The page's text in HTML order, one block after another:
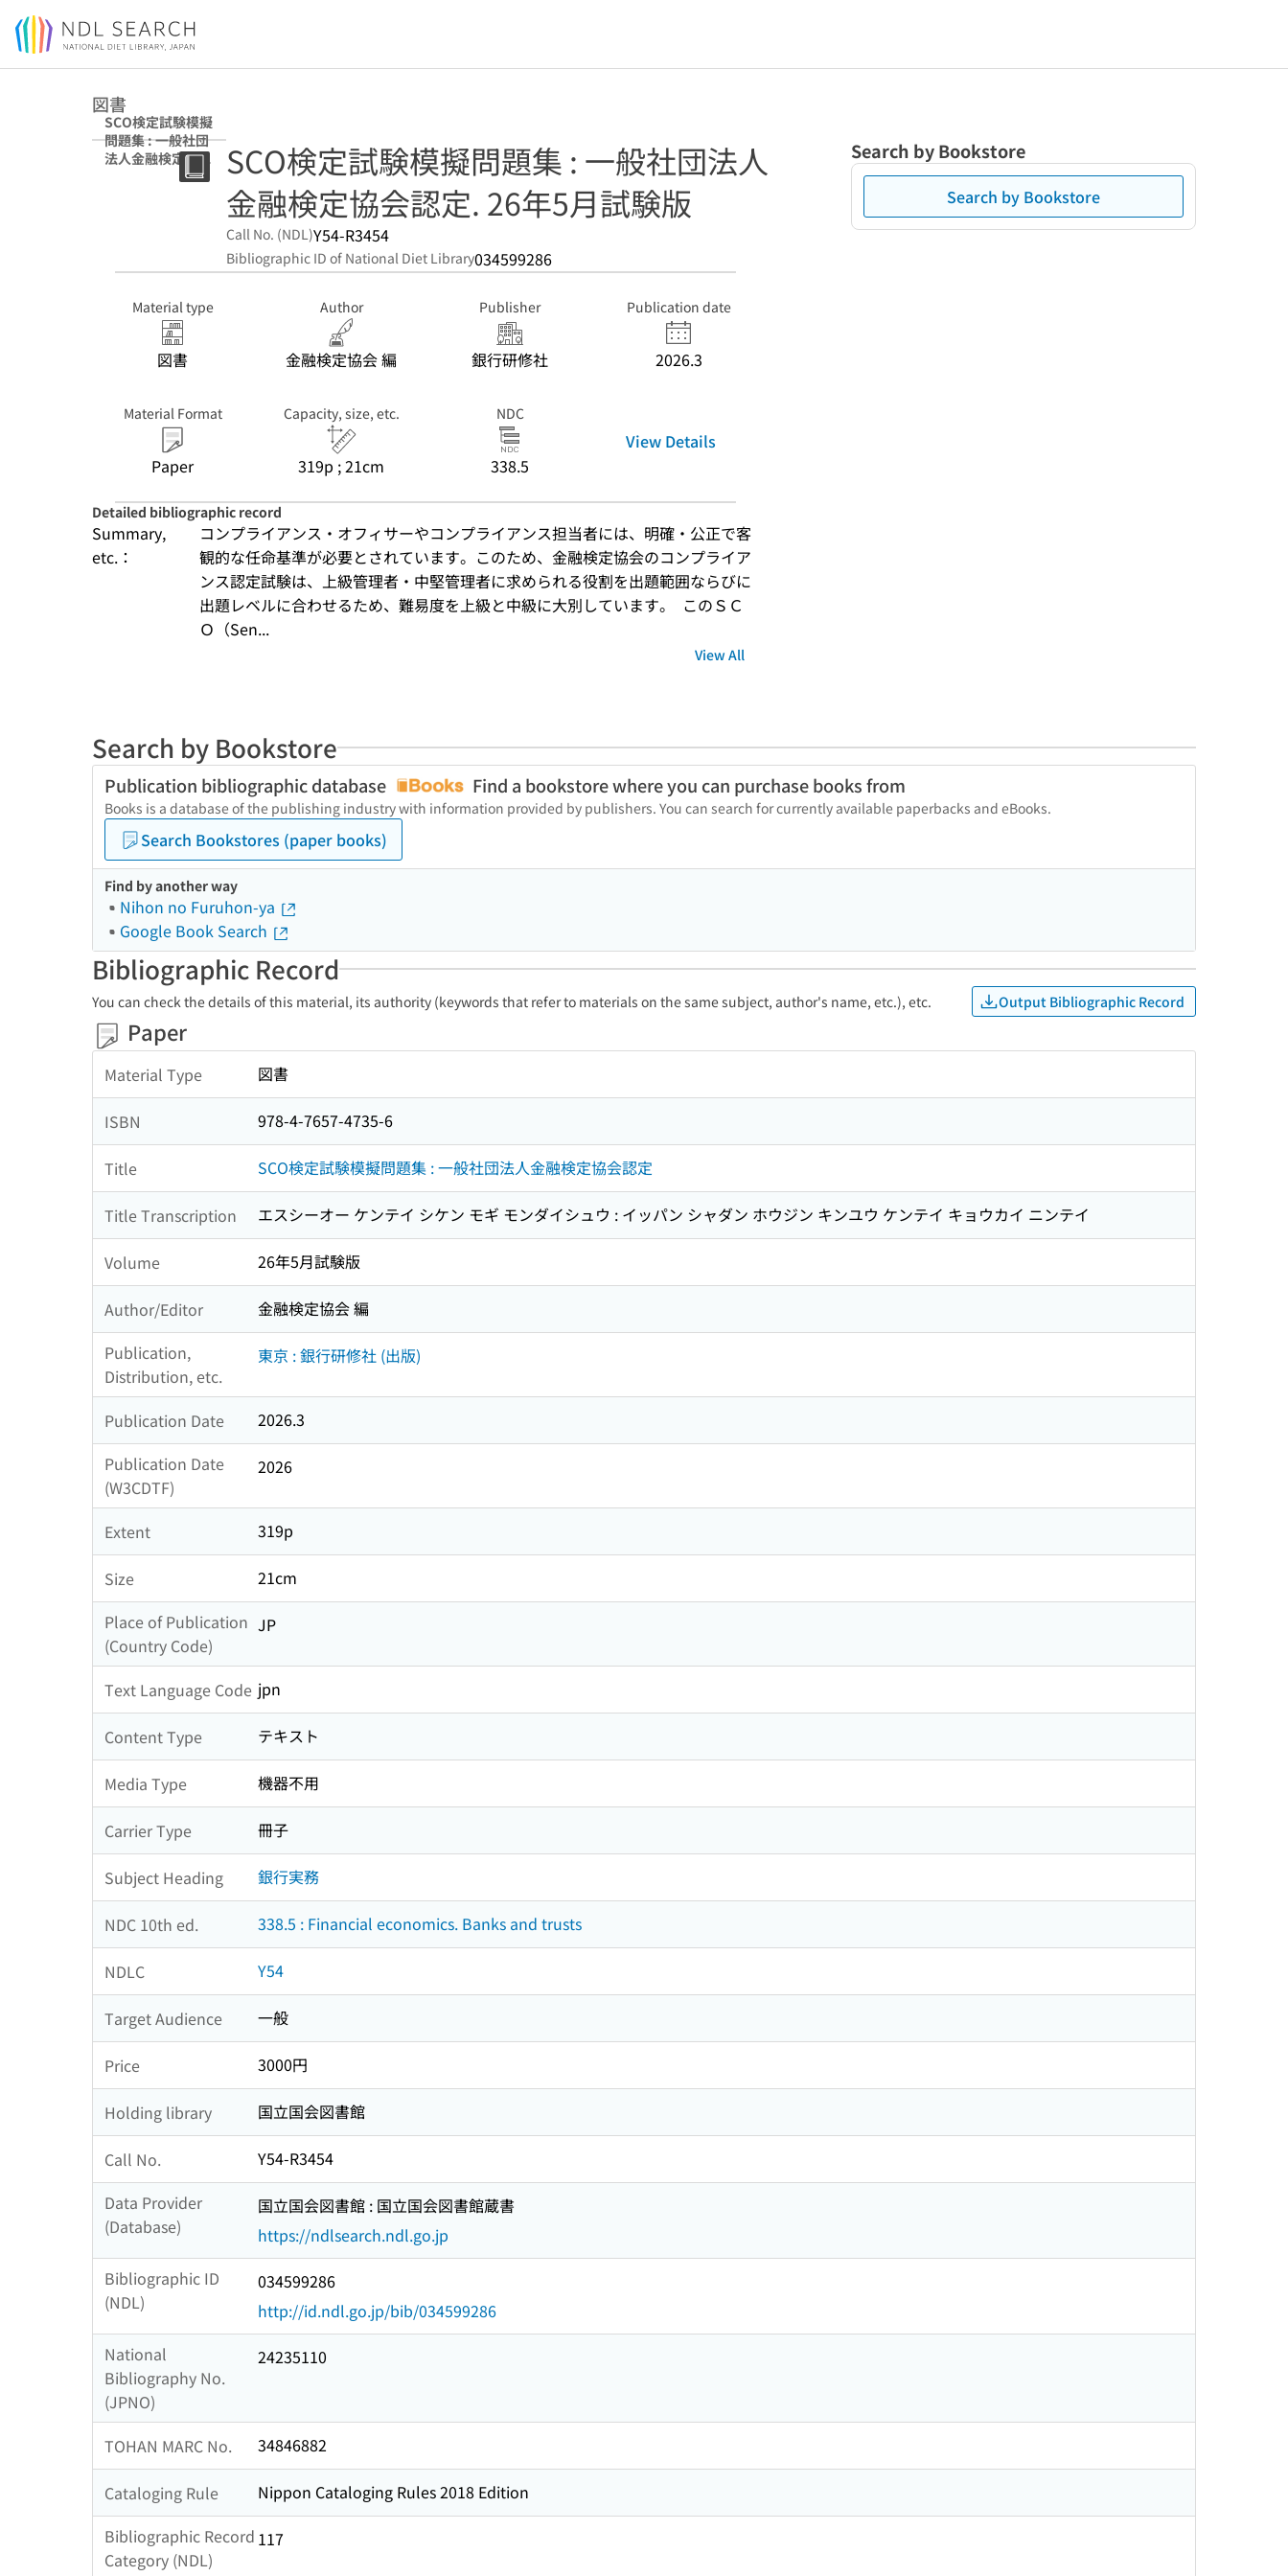
Jump to main content
図書
SCO検定試験模擬
問題集 : 一般社団
法人金融検定協会
認定 26年5月試験
SCO検定試験模擬問題集 : 一般社団法人
金融検定協会認定. 26年5月試験版
Call No. (NDL)Y54-R3454
Bibliographic ID of National Diet Library034599286
Material type
図書
Author
金融検定協会 編
Publisher
銀行研修社
Publication date
2026.3
Material Format
Paper
Capacity, size, etc.
319p ; 21cm
NDC
338.5
View Details
Detailed bibliographic record
Summary,
etc.：
コンプライアンス・オフィサーやコンプライアンス担当者には、明確・公正で客
観的な任命基準が必要とされています。このため、金融検定協会のコンプライア
ンス認定試験は、上級管理者・中堅管理者に求められる役割を出題範囲ならびに
出題レベルに合わせるため、難易度を上級と中級に大別しています。  このＳＣ
Ｏ（Sen...
View All
Search by Bookstore
Search by Bookstore
Search by Bookstore
Publication bibliographic database Find a bookstore where you can purchase books from
Books is a database of the publishing industry with information provided by publishers. You can search for currently available paperbacks and eBooks.
Search Bookstores (paper books)
Find by another way
Nihon no Furuhon-ya
Google Book Search
Bibliographic Record
You can check the details of this material, its authority (keywords that refer to materials on the same subject, author's name, etc.), etc. Output Bibliographic Record
Paper
Material Type 図書
ISBN 978-4-7657-4735-6
Title SCO検定試験模擬問題集 : 一般社団法人金融検定協会認定
Title Transcription エスシーオー ケンテイ シケン モギ モンダイシュウ : イッパン シャダン ホウジン キンユウ ケンテイ キョウカイ ニンテイ
Volume 26年5月試験版
Author/Editor
金融検定協会 編
Publication,
Distribution, etc.
東京 : 銀行研修社 (出版)
Publication Date
2026.3
Publication Date
(W3CDTF)
2026
Extent 319p
Size
21cm
Place of Publication
(Country Code)
JP
Text Language Code jpn
Content Type テキスト
Media Type 機器不用
Carrier Type 冊子
Subject Heading 銀行実務
NDC 10th ed. 338.5 : Financial economics. Banks and trusts
NDLC Y54
Target Audience 一般
Price 3000円
Holding library 国立国会図書館
Call No.
Y54-R3454
Data Provider
(Database)
国立国会図書館 : 国立国会図書館蔵書
https://ndlsearch.ndl.go.jp
Bibliographic ID
(NDL)
034599286
http://id.ndl.go.jp/bib/034599286
National
Bibliography No.
(JPNO)
24235110
TOHAN MARC No. 34846882
Cataloging Rule
Nippon Cataloging Rules 2018 Edition
Bibliographic Record
Category (NDL)
117